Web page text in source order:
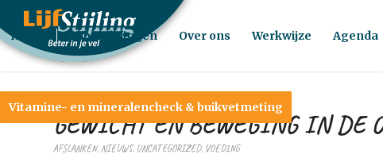
Home Behandelingen Over ons Werkwijze Agenda
Vitamine- en mineralencheck & buikvetmeting
GEWICHT EN BEWEGING IN DE
AFSLANKEN, NIEUWS, UNCATEGORIZED, VOEDING